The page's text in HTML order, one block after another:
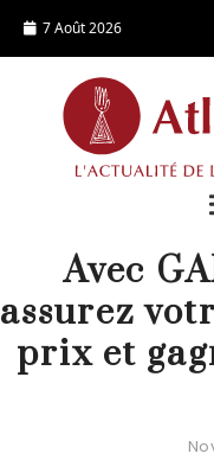
7 Août 2026
Avec
assurez
prix et